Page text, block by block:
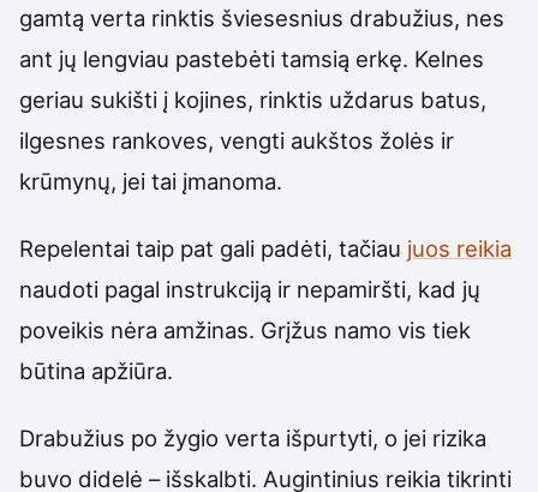
gamtą verta rinktis šviesesnius drabužius, nes
ant jų lengviau pastebėti tamsią erkę. Kelnes
geriau sukišti į kojines, rinktis uždarus batus,
ilgesnes rankoves, vengti aukštos žolės ir
krūmynų, jei tai įmanoma.
Repelentai taip pat gali padėti, tačiau juos reikia
naudoti pagal instrukciją ir nepamiršti, kad jų
poveikis nėra amžinas. Grįžus namo vis tiek
būtina apžiūra.
Drabužius po žygio verta išpurtyti, o jei rizika
buvo didelė – išskalbti. Augintinius reikia tikrinti